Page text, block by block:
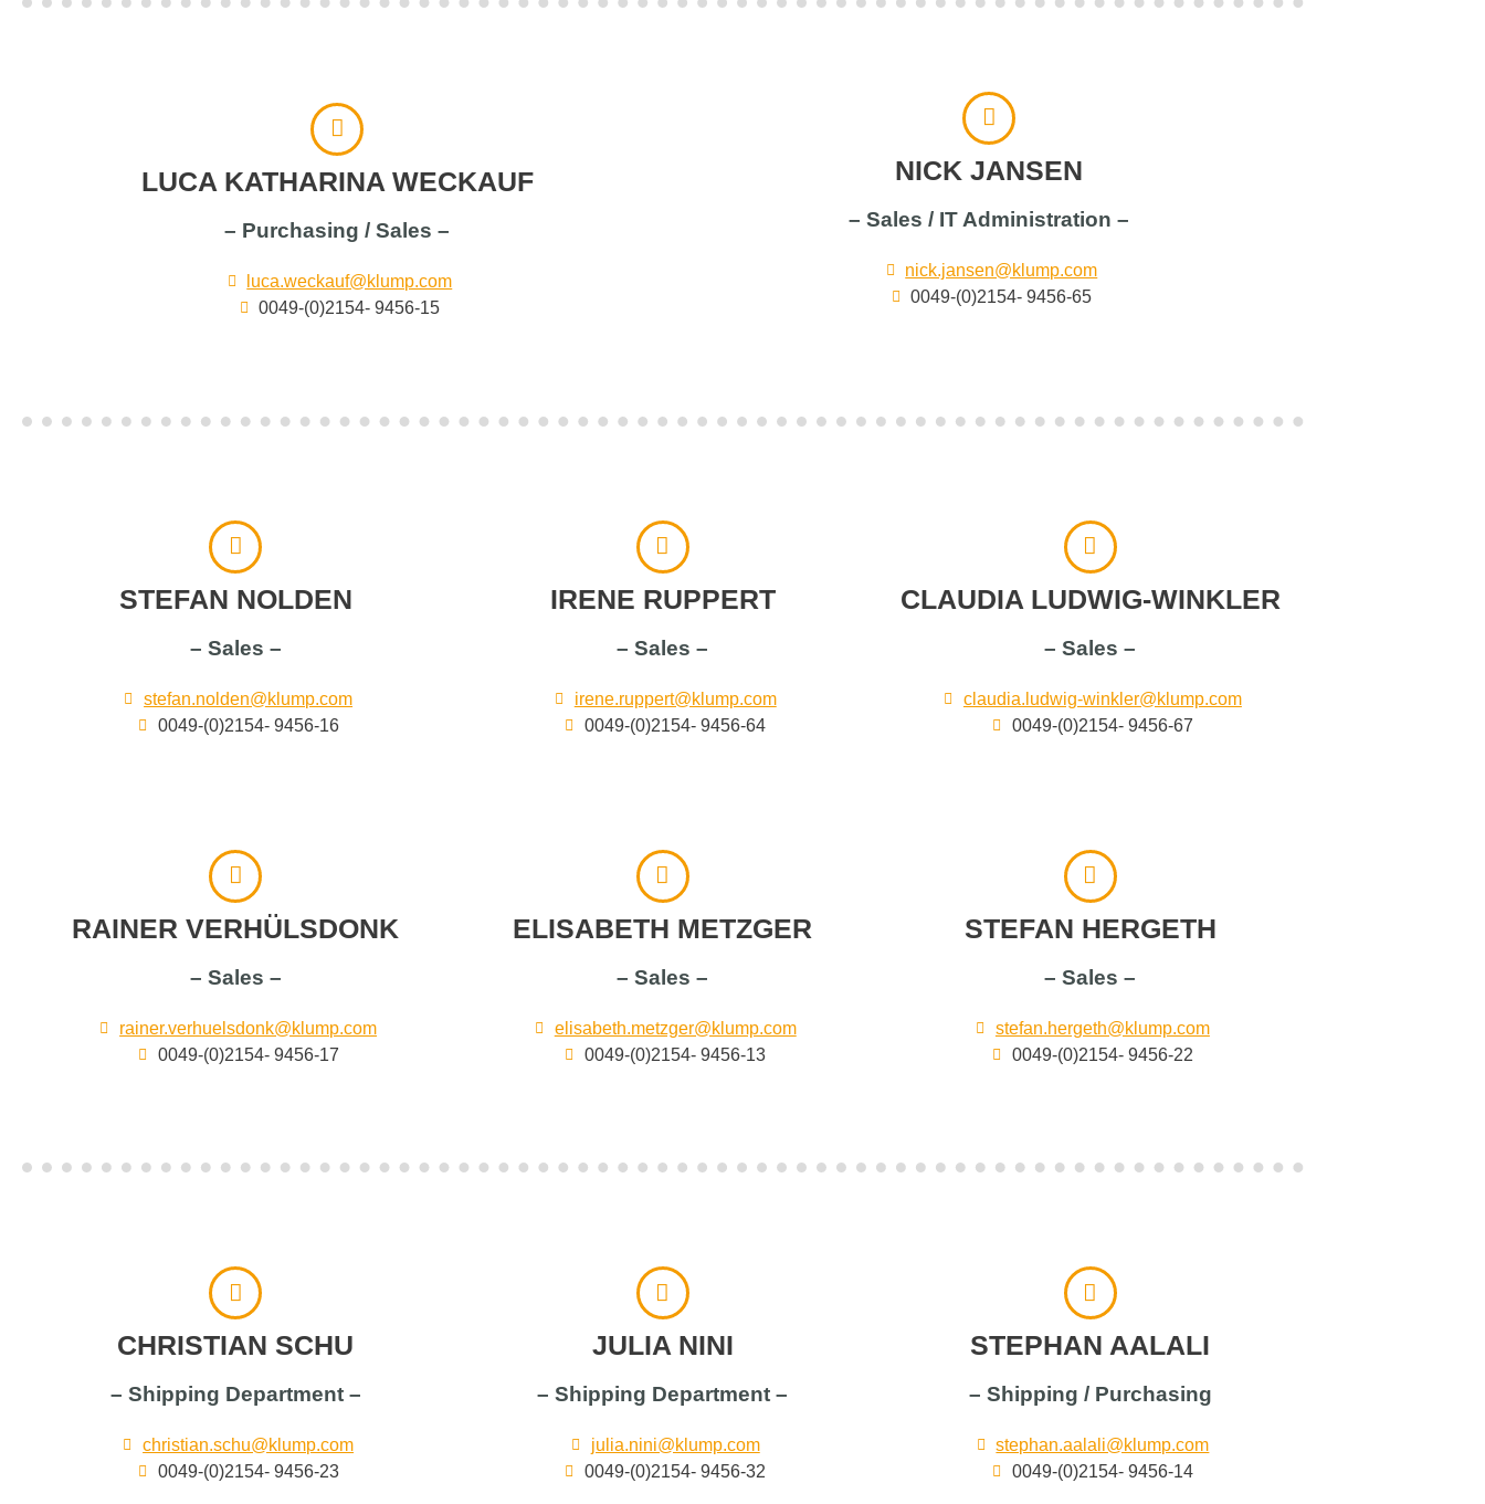
LUCA KATHARINA WECKAUF
– Purchasing / Sales –
luca.weckauf@klump.com
0049-(0)2154- 9456-15
NICK JANSEN
– Sales / IT Administration –
nick.jansen@klump.com
0049-(0)2154- 9456-65
STEFAN NOLDEN
– Sales –
stefan.nolden@klump.com
0049-(0)2154- 9456-16
IRENE RUPPERT
– Sales –
irene.ruppert@klump.com
0049-(0)2154- 9456-64
CLAUDIA LUDWIG-WINKLER
– Sales –
claudia.ludwig-winkler@klump.com
0049-(0)2154- 9456-67
RAINER VERHÜLSDONK
– Sales –
rainer.verhuelsdonk@klump.com
0049-(0)2154- 9456-17
ELISABETH METZGER
– Sales –
elisabeth.metzger@klump.com
0049-(0)2154- 9456-13
STEFAN HERGETH
– Sales –
stefan.hergeth@klump.com
0049-(0)2154- 9456-22
CHRISTIAN SCHU
– Shipping Department –
christian.schu@klump.com
0049-(0)2154- 9456-23
JULIA NINI
– Shipping Department –
julia.nini@klump.com
0049-(0)2154- 9456-32
STEPHAN AALALI
– Shipping / Purchasing
stephan.aalali@klump.com
0049-(0)2154- 9456-14